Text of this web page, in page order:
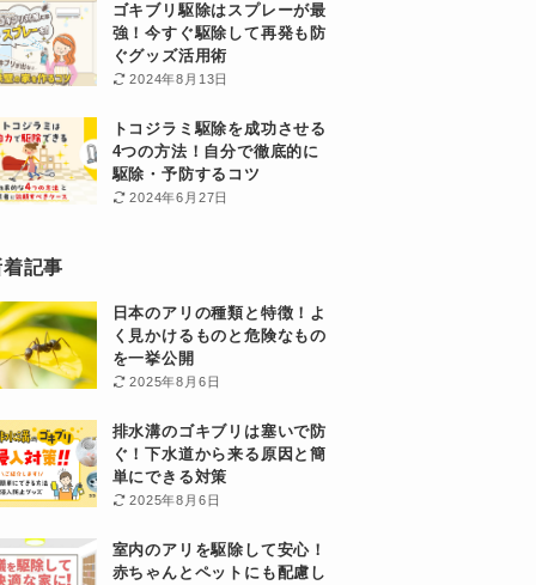
ゴキブリ駆除はスプレーが最
強！今すぐ駆除して再発も防
ぐグッズ活用術
2024年8月13日
トコジラミ駆除を成功させる
4つの方法！自分で徹底的に
駆除・予防するコツ
2024年6月27日
記事
日本のアリの種類と特徴！よ
く見かけるものと危険なもの
を一挙公開
2025年8月6日
排水溝のゴキブリは塞いで防
ぐ！下水道から来る原因と簡
単にできる対策
2025年8月6日
室内のアリを駆除して安心！
赤ちゃんとペットにも配慮し